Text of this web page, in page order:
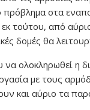
πρόβλημα στα
τούτου, από
δομές θα
ολοκληρωθεί η
με τους
και αύριο τα